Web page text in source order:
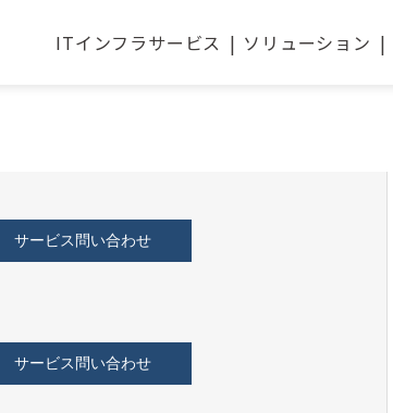
ITインフラサービス ソリューション
サービス問い合わせ
サービス問い合わせ